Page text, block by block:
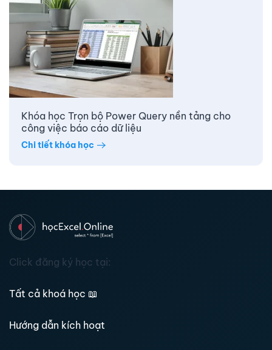
Khóa học Trọn bộ Power Query nền tảng cho
công việc báo cáo dữ liệu
Chi tiết khóa học
Click đăng ký học tại:
Tất cả khoá học 📖
Hướng dẫn kích hoạt